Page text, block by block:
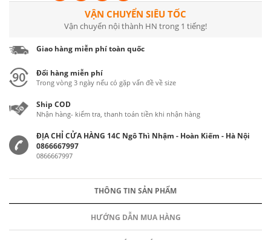
VẬN CHUYỂN SIÊU TỐC
Vận chuyển nội thành HN trong 1 tiếng!
Giao hàng miễn phí toàn quốc
Đổi hàng miễn phí
Trong vòng 3 ngày nếu có gặp vấn đề về size
Ship COD
Nhận hàng- kiểm tra, thanh toán tiền khi nhận hàng
ĐỊA CHỈ CỬA HÀNG 14C Ngô Thì Nhậm - Hoàn Kiếm - Hà Nội
0866667997
0866667997
THÔNG TIN SẢN PHẨM
HƯỚNG DẪN MUA HÀNG